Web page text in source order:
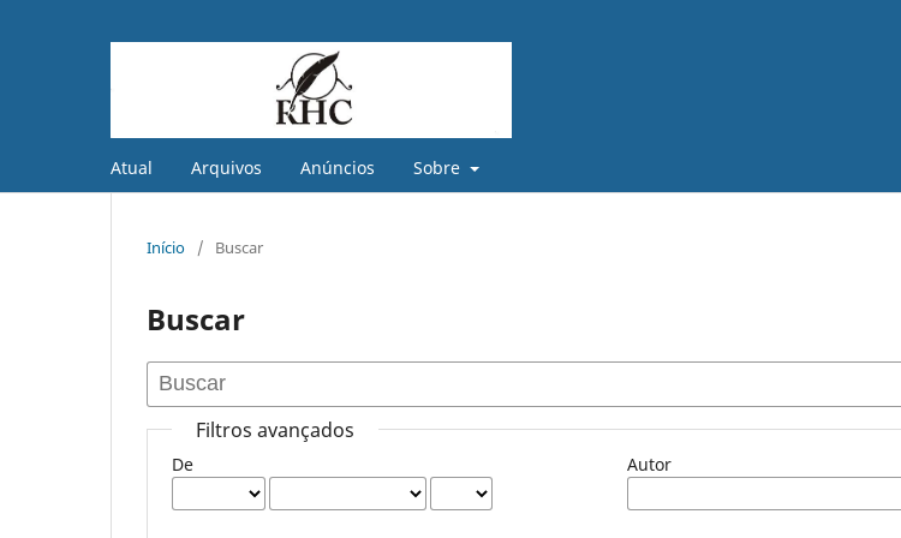
Atual Arquivos Anúncios Sobre
Início / Buscar
Buscar
Filtros avançados
De Autor